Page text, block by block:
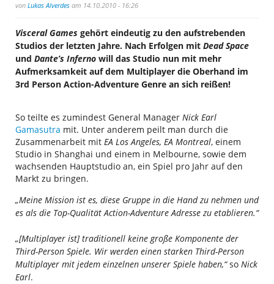
von Lukas Alverdes am 14.10.2010 - 16:26
Visceral Games gehört eindeutig zu den aufstrebenden
Studios der letzten Jahre. Nach Erfolgen mit Dead Space
und Dante’s Inferno will das Studio nun mit mehr
Aufmerksamkeit auf dem Multiplayer die Oberhand im
3rd Person Action-Adventure Genre an sich reißen!
So teilte es zumindest General Manager Nick Earl
Gamasutra mit. Unter anderem peilt man durch die
Zusammenarbeit mit EA Los Angeles, EA Montreal, einem
Studio in Shanghai und einem in Melbourne, sowie dem
wachsenden Hauptstudio an, ein Spiel pro Jahr auf den
Markt zu bringen.
„Meine Mission ist es, diese Gruppe in die Hand zu nehmen und
es als die Top-Qualität Action-Adventure Adresse zu etablieren.“
„[Multiplayer ist] traditionell keine große Komponente der
Third-Person Spiele. Wir werden einen starken Third-Person
Multiplayer mit jedem einzelnen unserer Spiele haben,“so Nick
Earl.